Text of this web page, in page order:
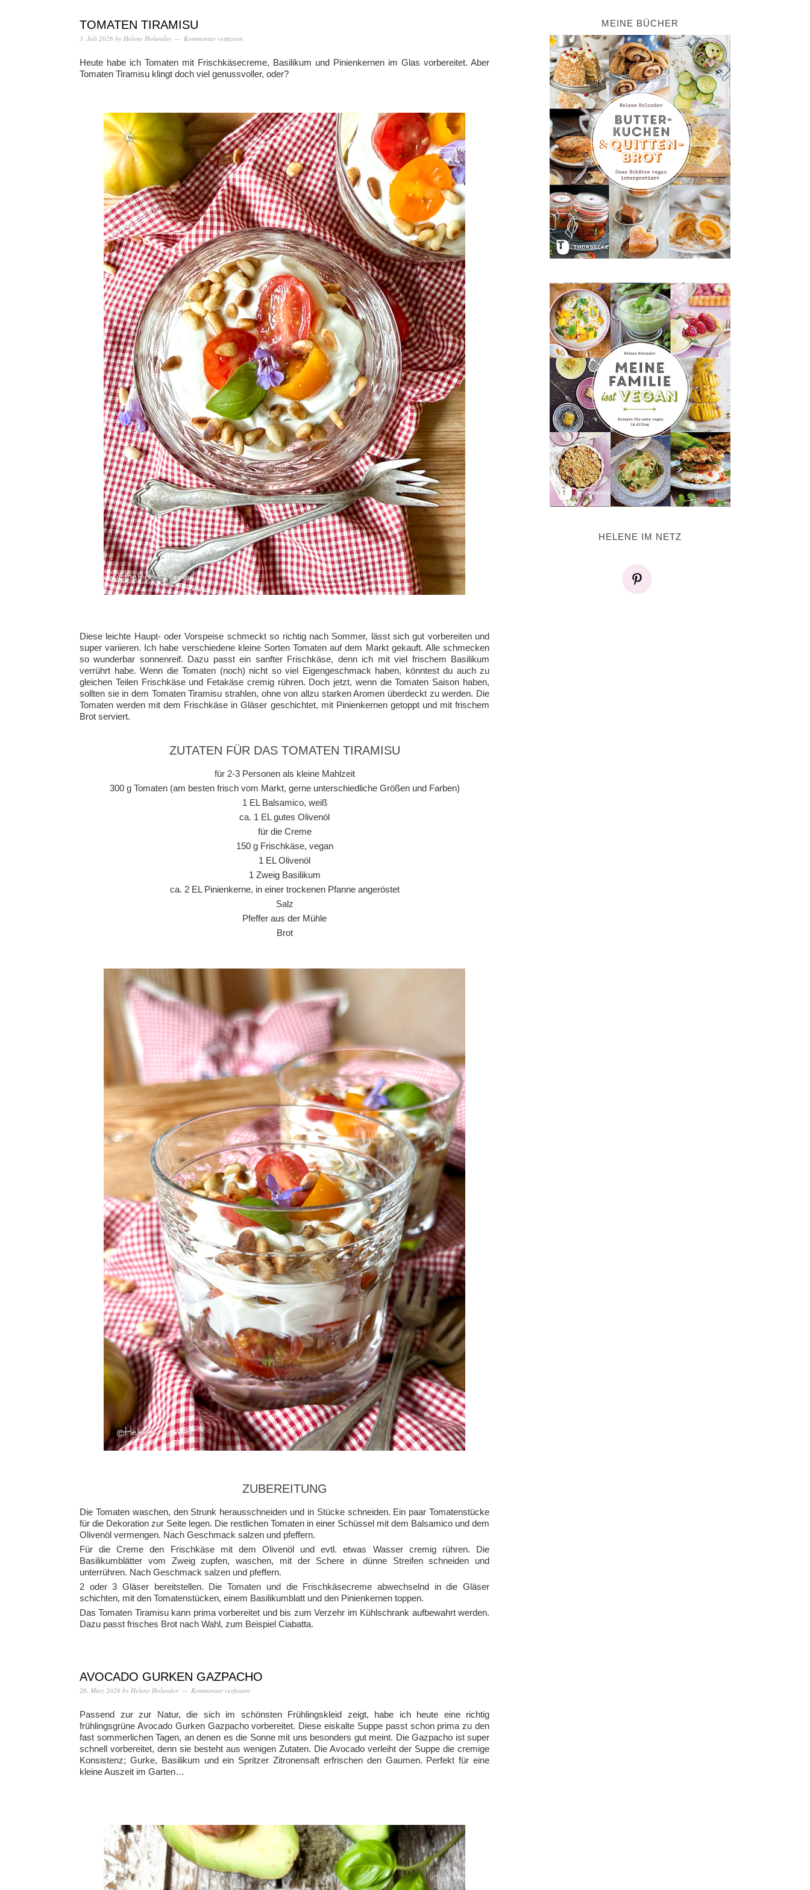
TOMATEN TIRAMISU
3. Juli 2026 by Helene Holunder Kommentar verfassen
Heute habe ich Tomaten mit Frischkäsecreme, Basilikum und Pinienkernen im Glas vorbereitet. Aber
Tomaten Tiramisu klingt doch viel genussvoller, oder?
Diese leichte Haupt- oder Vorspeise schmeckt so richtig nach Sommer, lässt sich gut vorbereiten und
super variieren. Ich habe verschiedene kleine Sorten Tomaten auf dem Markt gekauft. Alle schmecken
so wunderbar sonnenreif. Dazu passt ein sanfter Frischkäse, denn ich mit viel frischem Basilikum
verrührt habe. Wenn die Tomaten (noch) nicht so viel Eigengeschmack haben, könntest du auch zu
gleichen Teilen Frischkäse und Fetakäse cremig rühren. Doch jetzt, wenn die Tomaten Saison haben,
sollten sie in dem Tomaten Tiramisu strahlen, ohne von allzu starken Aromen überdeckt zu werden. Die
Tomaten werden mit dem Frischkäse in Gläser geschichtet, mit Pinienkernen getoppt und mit frischem
Brot serviert.
ZUTATEN FÜR DAS TOMATEN TIRAMISU
für 2-3 Personen als kleine Mahlzeit
300 g Tomaten (am besten frisch vom Markt, gerne unterschiedliche Größen und Farben)
1 EL Balsamico, weiß
ca. 1 EL gutes Olivenöl
für die Creme
150 g Frischkäse, vegan
1 EL Olivenöl
1 Zweig Basilikum
ca. 2 EL Pinienkerne, in einer trockenen Pfanne angeröstet
Salz
Pfeffer aus der Mühle
Brot
ZUBEREITUNG
Die Tomaten waschen, den Strunk herausschneiden und in Stücke schneiden. Ein paar Tomatenstücke
für die Dekoration zur Seite legen. Die restlichen Tomaten in einer Schüssel mit dem Balsamico und dem
Olivenöl vermengen. Nach Geschmack salzen und pfeffern.
Für die Creme den Frischkäse mit dem Olivenöl und evtl. etwas Wasser cremig rühren. Die
Basilikumblätter vom Zweig zupfen, waschen, mit der Schere in dünne Streifen schneiden und
unterrühren. Nach Geschmack salzen und pfeffern.
2 oder 3 Gläser bereitstellen. Die Tomaten und die Frischkäsecreme abwechselnd in die Gläser
schichten, mit den Tomatenstücken, einem Basilikumblatt und den Pinienkernen toppen.
Das Tomaten Tiramisu kann prima vorbereitet und bis zum Verzehr im Kühlschrank aufbewahrt werden.
Dazu passt frisches Brot nach Wahl, zum Beispiel Ciabatta.
AVOCADO GURKEN GAZPACHO
26. März 2026 by Helene Holunder Kommentar verfassen
Passend zur zur Natur, die sich im schönsten Frühlingskleid zeigt, habe ich heute eine richtig
frühlingsgrüne Avocado Gurken Gazpacho vorbereitet. Diese eiskalte Suppe passt schon prima zu den
fast sommerlichen Tagen, an denen es die Sonne mit uns besonders gut meint. Die Gazpacho ist super
schnell vorbereitet, denn sie besteht aus wenigen Zutaten. Die Avocado verleiht der Suppe die cremige
Konsistenz; Gurke, Basilikum und ein Spritzer Zitronensaft erfrischen den Gaumen. Perfekt für eine
kleine Auszeit im Garten…
MEINE BÜCHER
HELENE IM NETZ